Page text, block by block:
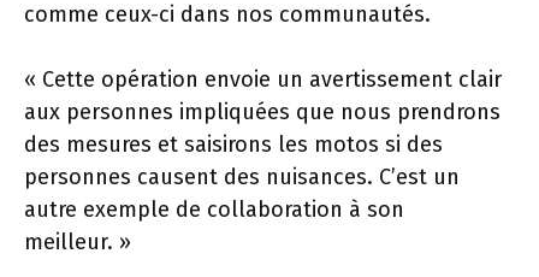
comme ceux-ci dans nos communautés.
« Cette opération envoie un avertissement clair
aux personnes impliquées que nous prendrons
des mesures et saisirons les motos si des
personnes causent des nuisances. C’est un
autre exemple de collaboration à son
meilleur. »